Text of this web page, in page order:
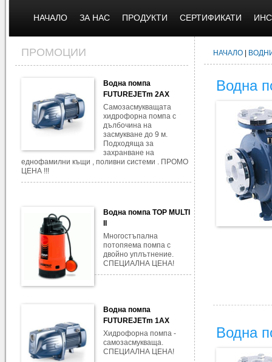
НАЧАЛО ЗА НАС ПРОДУКТИ СЕРТИФИКАТИ
ПРОМОЦИИ
Водна помпа
FUTUREJETm 2AX
Самозасмукващата
хидрофорна помпа с
дълбочина на
засмукване до 9 м.
Подходяща за
захранване на
еднофамилни къщи , поливни системи . ПРОМО
ЦЕНА !!!
Водна помпа TOP MULTI
Многостъпална
потопяема помпа с
двойно уплътнение.
СПЕЦИАЛНА ЦЕНА!
Водна помпа
FUTUREJETm 1AX
Хидрофорна помпа -
самозасмукваща.
СПЕЦИАЛНА ЦЕНА!
НАЧАЛО
Водна
Водна